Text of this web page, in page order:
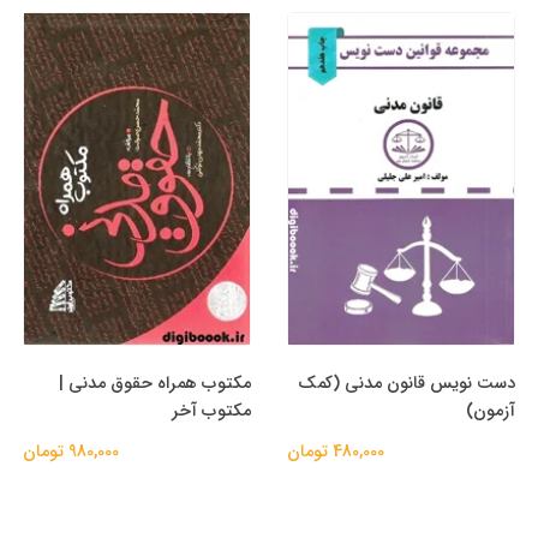
دست نویس قانون مدنی (کمک
آزمون)
480,000 تومان
مکتوب همراه حقوق مدنی |
مکتوب آخر
980,000 تومان